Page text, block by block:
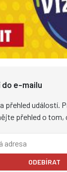
e-mailu
přehled událostí.
přehled o tom,
ODEBÍRAT